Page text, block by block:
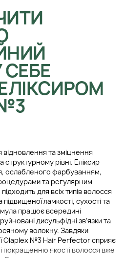
та зміцнення
рівні. Еліксир
ослабленого фарбуванням,
та регулярним
для всіх типів волосся
ламкості, сухості та
працює всередині
дисульфідні зв’язки та
волокну. Завдяки
Olaplex №3 Hair Perfector сприяє
якості волосся вже